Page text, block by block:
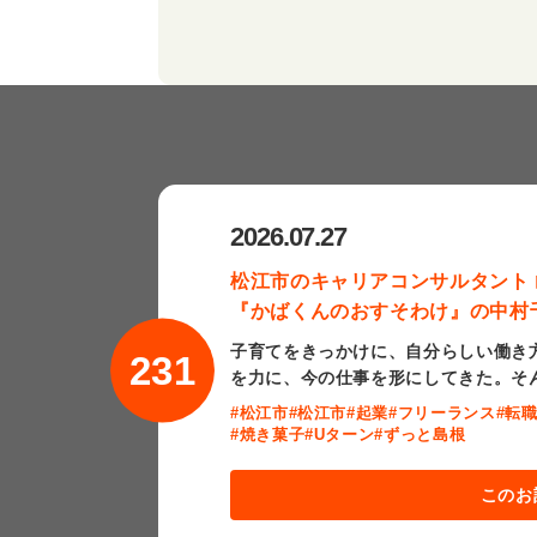
231
2026.07.27
松江市のキャリアコンサルタン
『かばくんのおすそわけ』の中
子育てをきっかけに、自分らしい働
を力に、今の仕事を形にしてきた。
#松江市#松江市#起業#フリーランス#転職
#焼き菓子#Uターン#ずっと島根
この